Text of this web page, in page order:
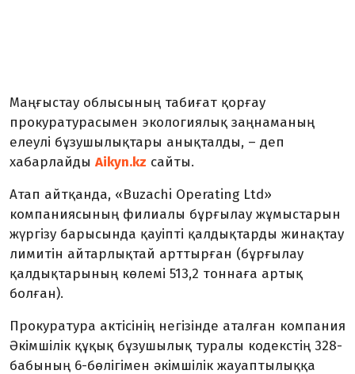
Маңғыстау облысының табиғат қорғау
прокуратурасымен экологиялық заңнаманың
елеулі бұзушылықтары анықталды, – деп
хабарлайды Aikyn.kz сайты.
Атап айтқанда, «Buzachi Operating Ltd»
компаниясының филиалы бұрғылау жұмыстарын
жүргізу барысында қауіпті қалдықтарды жинақтау
лимитін айтарлықтай арттырған (бұрғылау
қалдықтарының көлемі 513,2 тоннаға артық
болған).
Прокуратура актісінің негізінде аталған компания
Әкімшілік құқық бұзушылық туралы кодекстің 328-
бабының 6-бөлігімен әкімшілік жауаптылыққа